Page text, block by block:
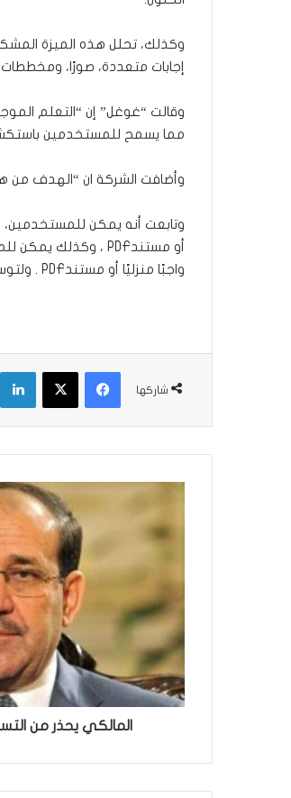
وكذلك، تحلل هذه الميزة
إجابات متعددة، صورًا،
وقالت “غوغل” إن “التعلم
مما يسمح للمستخدمين
وأضافت الشركة ان “الهدف من
واجبًا منزليًا أو مستندPDF . ولتوسيع نطاق فهمهم ليتجاوز المحتوى الرئيس، يمكن للمستخدمين طرح أسئلة متابعة وتحميل ملفات PDF متعلقة بالدروس.
شاركها
فيسبوك
‫X
من
واختراق
مؤسسات
الدولة
المالكي يحذر من